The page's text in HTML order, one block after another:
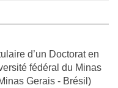
d’un Doctorat en
fédéral du Minas
Gerais - Brésil)